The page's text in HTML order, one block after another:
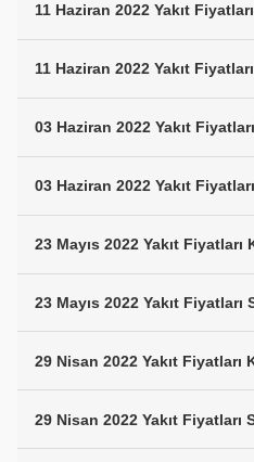
11 Haziran 2022 Yakıt
11 Haziran 2022 Yakıt
03 Haziran 2022 Yakıt
03 Haziran 2022 Yakıt
23 Mayıs 2022 Yakıt Fiyatları
23 Mayıs 2022 Yakıt Fiyatları
29 Nisan 2022 Yakıt Fiyatları
29 Nisan 2022 Yakıt Fiyatları